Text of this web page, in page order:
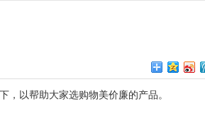
以帮助大家选购物美价廉的产品。